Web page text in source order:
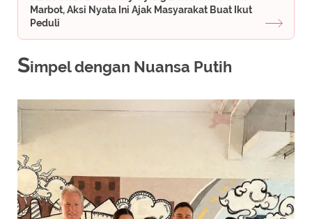
Marbot, Aksi Nyata Ini Ajak Masyarakat Buat Ikut
Peduli
Simpel dengan Nuansa Putih